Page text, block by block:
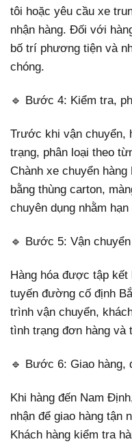
tôi hoặc yêu cầu xe
nhận hàng. Đối với
bố trí phương tiện và
chóng.
🔹 Bước 4: Kiểm tra,
Trước khi vận chuyển,
trạng, phân loại theo
Chành xe chuyển
bằng thùng carton,
chuyên dụng nhằm
🔹 Bước 5: Vận
Hàng hóa được tập
tuyến đường cố định
trình vận chuyển,
tình trạng đơn hàng và
🔹 Bước 6: Giao hàng,
Khi hàng đến Nam
nhận để giao hàng tận
Khách hàng kiểm tra